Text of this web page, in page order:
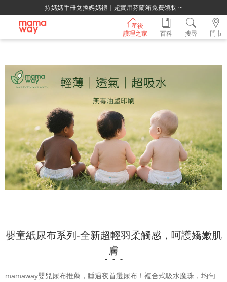
持媽媽手冊兌換媽媽禮｜超實用芬蘭箱免費領取 ~
產後
護理之家
門市
百科 搜尋
嬰童紙尿布系列-全新超輕羽柔觸感，呵護嬌嫩肌
膚
mamaway嬰兒尿布推薦，睡過夜首選尿布！複合式吸水魔珠，均勻